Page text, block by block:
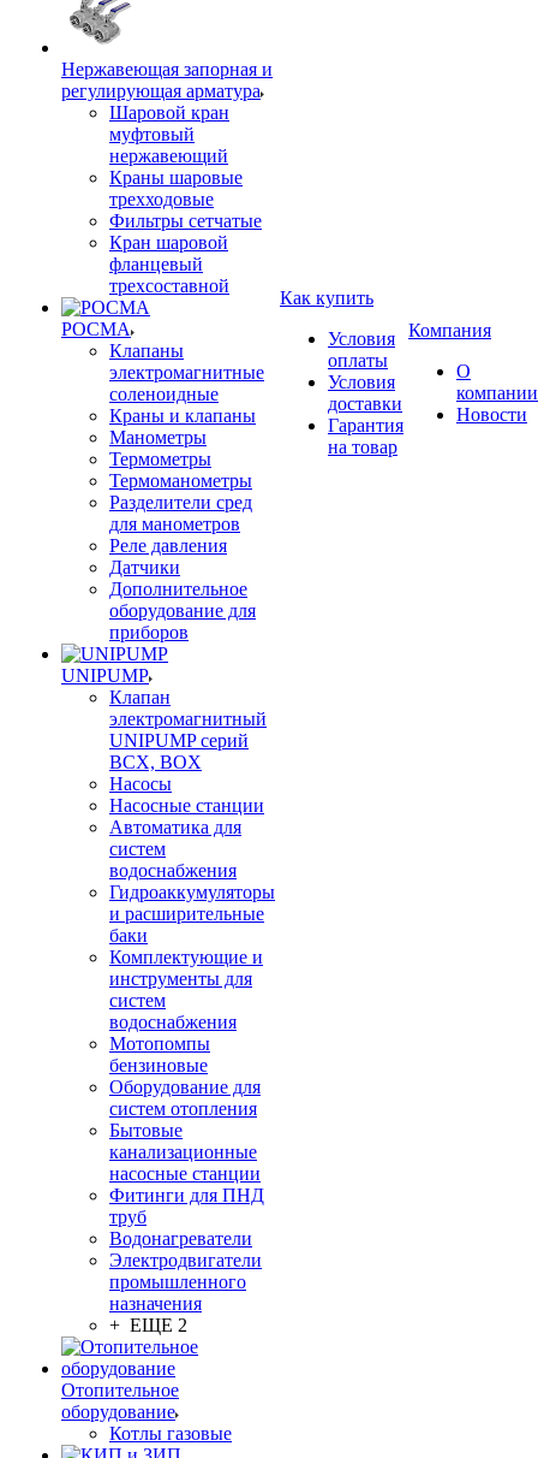
Нержавеющая запорная и
регулирующая арматура
Шаровой кран
муфтовый
нержавеющий
Краны шаровые
трехходовые
Фильтры сетчатые
Кран шаровой
фланцевый
трехсоставной
РОСМА
Клапаны
электромагнитные
соленоидные
Краны и клапаны
Манометры
Термометры
Термоманометры
Разделители сред
для манометров
Реле давления
Датчики
Дополнительное
оборудование для
приборов
UNIPUMP
Клапан
электромагнитный
UNIPUMP серий
BCX, BOX
Насосы
Насосные станции
Автоматика для
систем
водоснабжения
Гидроаккумуляторы
и расширительные
баки
Комплектующие и
инструменты для
систем
водоснабжения
Мотопомпы
бензиновые
Оборудование для
систем отопления
Бытовые
канализационные
насосные станции
Фитинги для ПНД
труб
Водонагреватели
Электродвигатели
промышленного
назначения
+ ЕЩЕ 2
Отопительное
оборудование
Котлы газовые
Как купить
Условия
оплаты
Условия
доставки
Гарантия
на товар
Компания
О
компании
Новости